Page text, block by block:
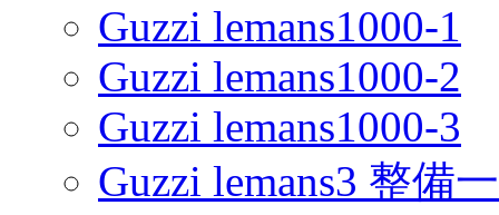
Guzzi lemans1000-1
Guzzi lemans1000-2
Guzzi lemans1000-3
Guzzi lemans3 整備